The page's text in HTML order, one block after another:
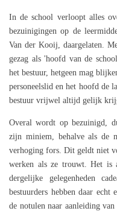
In de school verloopt alles
bezuinigingen op de
Van der Kooij, daargelaten.
gezag als 'hoofd van de
het bestuur, hetgeen mag
personeelslid en het hoofd de
bestuur vrijwel altijd gelijk
Overal wordt op bezuinigd,
zijn miniem, behalve als de
verhoging fors. Dit geldt niet
werken als ze trouwt. Het is
dergelijke gelegenheden
bestuurders hebben daar echt
de notulen naar aanleiding